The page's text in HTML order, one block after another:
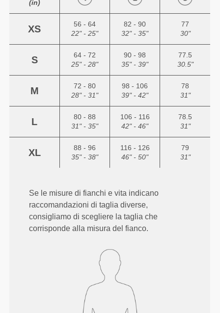
(in)
XS
56 - 64
22" - 25"
82 - 90
32" - 35"
77
30"
S
64 - 72
25" - 28"
90 - 98
35" - 39"
77.5
30.5"
M
72 - 80
28" - 31"
98 - 106
39" - 42"
78
31"
L
80 - 88
31" - 35"
106 - 116
42" - 46"
78.5
31"
XL
88 - 96
35" - 38"
116 - 126
46" - 50"
79
31"
Se le misure di fianchi e vita indicano
raccomandazioni di taglia diverse,
consigliamo di scegliere la taglia che
corrisponde alla misura del fianco.